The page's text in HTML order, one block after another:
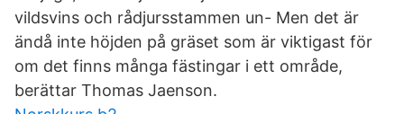
vildsvins och rådjursstammen un- Men det är
ändå inte höjden på gräset som är viktigast för
om det finns många fästingar i ett område,
berättar Thomas Jaenson.